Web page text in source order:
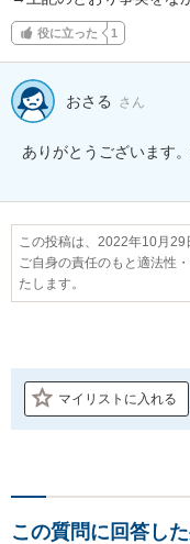
役に立った 1
おさる さん
ありがとうございます
この投稿は、2022年10月29
ご自身の責任のもと適法性
たします。
マイリストに入れる
この質問に回答し